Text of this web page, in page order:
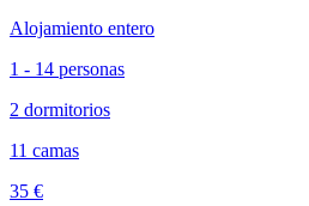
Alojamiento entero
1 - 14 personas
2 dormitorios
11 camas
35 €